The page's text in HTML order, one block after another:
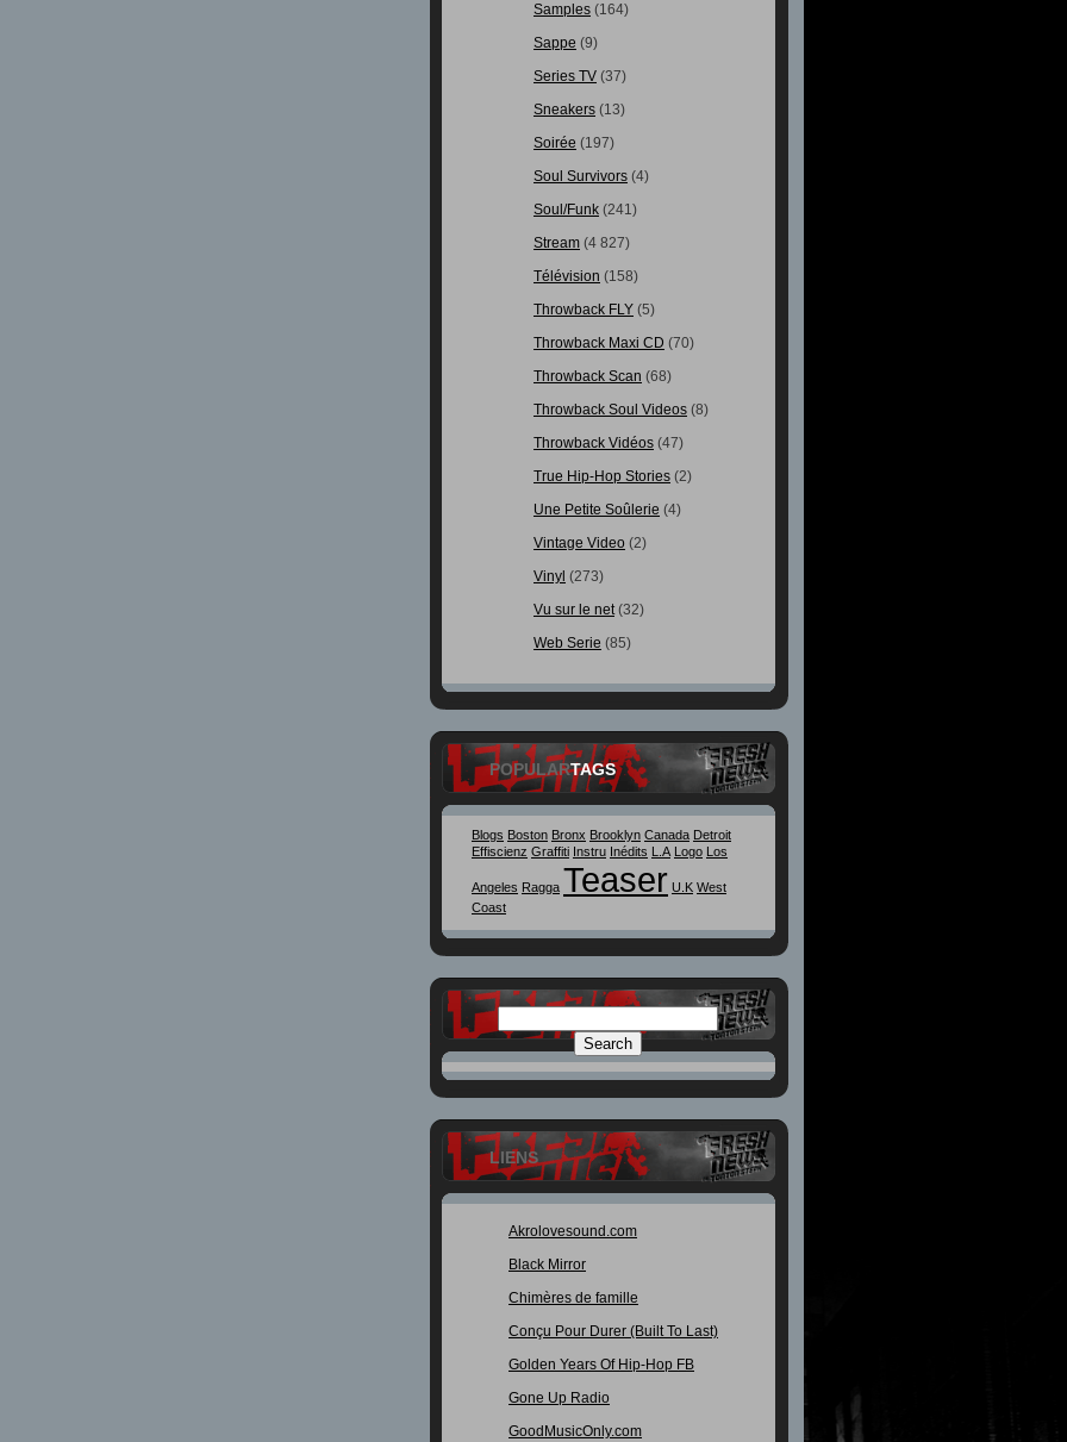
Samples (164)
Sappe (9)
Series TV (37)
Sneakers (13)
Soirée (197)
Soul Survivors (4)
Soul/Funk (241)
Stream (4 827)
Télévision (158)
Throwback FLY (5)
Throwback Maxi CD (70)
Throwback Scan (68)
Throwback Soul Videos (8)
Throwback Vidéos (47)
True Hip-Hop Stories (2)
Une Petite Soûlerie (4)
Vintage Video (2)
Vinyl (273)
Vu sur le net(32)
Web Serie (85)
POPULARTAGS
Blogs Boston Bronx Brooklyn Canada Detroit
Effiscienz Graffiti Instru Inédits L.A Logo Los
Angeles Ragga Teaser U.K West
Coast
LIENS
Akrolovesound.com
Black Mirror
Chimères de famille
Conçu Pour Durer (Built To Last)
Golden Years Of Hip-Hop FB
Gone Up Radio
GoodMusicOnly.com